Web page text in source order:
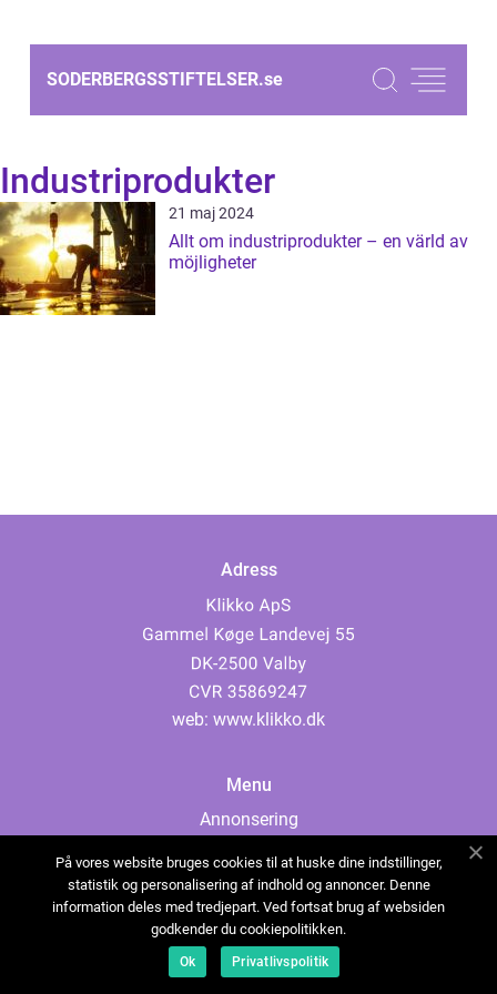
SODERBERGSSTIFTELSER.se
Industriprodukter
21 maj 2024
Allt om industriprodukter – en värld av
möjligheter
Adress
web: www.klikko.dk
Menu
Annonsering
Cookies
Kontakta oss
Sitemap
På vores website bruges cookies til at huske dine indstillinger,
statistik og personalisering af indhold og annoncer. Denne
information deles med tredjepart. Ved fortsat brug af websiden
godkender du cookiepolitikken.
Ok Privatlivspolitik